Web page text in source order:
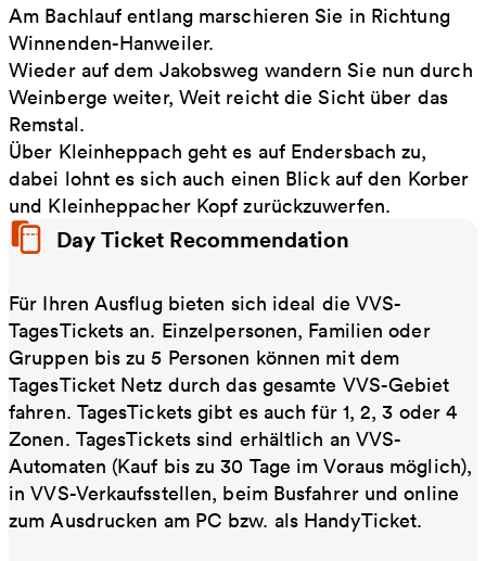
Am Bachlauf entlang marschieren Sie in Richtung
Winnenden-Hanweiler.
Wieder auf dem Jakobsweg wandern Sie nun durch
Weinberge weiter, Weit reicht die Sicht über das
Remstal.
Über Kleinheppach geht es auf Endersbach zu,
dabei lohnt es sich auch einen Blick auf den Korber
und Kleinheppacher Kopf zurückzuwerfen.
Day Ticket Recommendation
Für Ihren Ausflug bieten sich ideal die VVS-
TagesTickets an. Einzelpersonen, Familien oder
Gruppen bis zu 5 Personen können mit dem
TagesTicket Netz durch das gesamte VVS-Gebiet
fahren. TagesTickets gibt es auch für 1, 2, 3 oder 4
Zonen. TagesTickets sind erhältlich an VVS-
Automaten (Kauf bis zu 30 Tage im Voraus möglich),
in VVS-Verkaufsstellen, beim Busfahrer und online
zum Ausdrucken am PC bzw. als HandyTicket.